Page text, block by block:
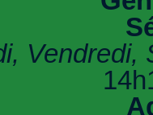
Vendredi,